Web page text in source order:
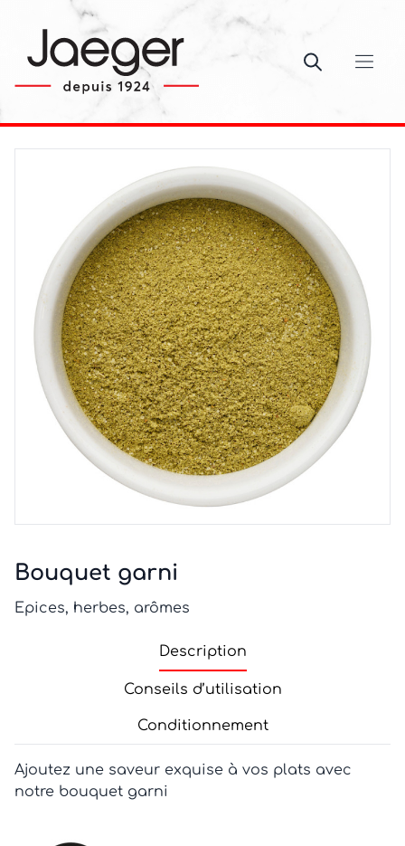
Ouvrir le
Bouquet garni
Epices, herbes, arômes
Description
Conseils d’utilisation
Conditionnement
Ajoutez une saveur exquise à vos plats avec
notre bouquet garni